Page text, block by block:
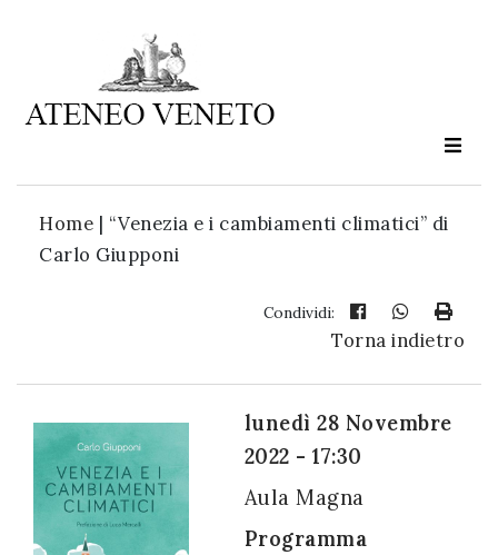
Home | “Venezia e i cambiamenti climatici” di
Carlo Giupponi
Condividi:
Torna indietro
lunedì 28 Novembre
2022 - 17:30
Aula Magna
Programma
Ateneo
è
cultura